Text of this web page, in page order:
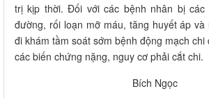
trị kịp thời. Đối với các bệnh nhân bị các
đường, rối loạn mỡ máu, tăng huyết áp và
đi khám tầm soát sớm bệnh động mạch
các biến chứng nặng, nguy cơ phải cắt chi.
Bích Ngọc